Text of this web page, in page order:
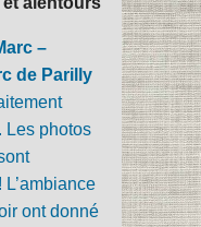
–
de Parilly
Les photos
ont donné